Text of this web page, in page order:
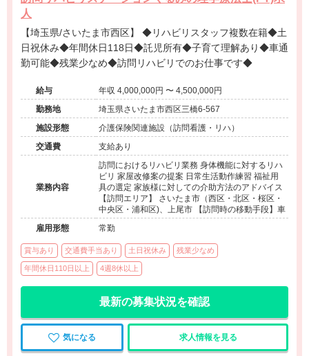
人
【埼玉県/さいたま市西区】 ◆リハビリスタッフ複数在籍◆土
日祝休み◆年間休日118日◆託児所有◆子育て理解あり◆車通
勤可能◆残業少なめ◆訪問リハビリでのお仕事です◆
給与
年収 4,000,000円 〜 4,500,000円
勤務地
埼玉県さいたま市西区三橋6-567
施設形態
介護保険関連施設（訪問看護・リハ）
交通費
支給あり
業務内容
訪問におけるリハビリ業務 身体機能に対するリハ
ビリ 家屋改修案の提案 日常生活動作練習 福祉用
具の選定 家族様に対しての介助方法のアドバイス
【訪問エリア】 さいたま市（西区・北区・桜区・
中央区・浦和区)、上尾市 【訪問時の移動手段】車
雇用形態
常勤
賞与あり 交通費手当あり 土日祝休み 残業少なめ
年間休日110日以上 4週8休以上
最新の募集状況を確認
気になる 求人情報を見る